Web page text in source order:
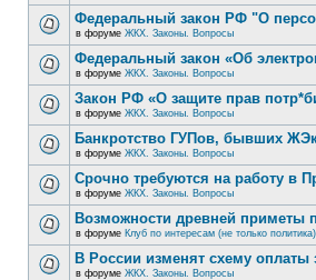
Федеральный закон РФ "О
в форуме ЖКХ. Законы. Вопросы
Федеральный закон «Об
в форуме ЖКХ. Законы. Вопросы
Закон РФ «О защите прав
в форуме ЖКХ. Законы. Вопросы
Банкротство ГУПов, бывших
в форуме ЖКХ. Законы. Вопросы
Срочно требуются на работу в
в форуме ЖКХ. Законы. Вопросы
Возможности древней приметы
в форуме Клуб по интересам (не только политика)
В России изменят схему оплаты
в форуме ЖКХ. Законы. Вопросы